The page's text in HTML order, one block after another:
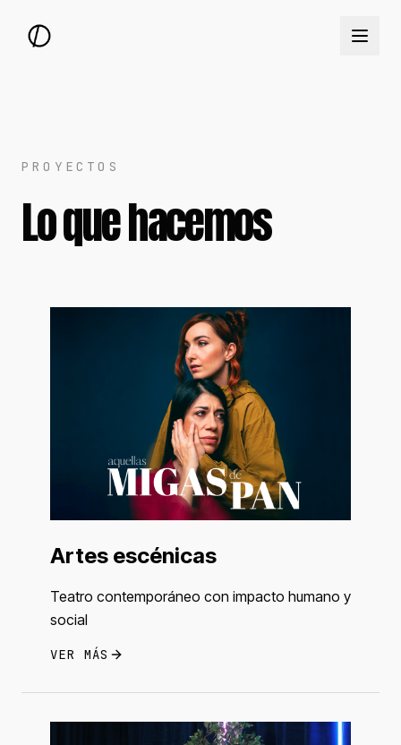
PROYECTOS
Lo que hacemos
Artes escénicas
Teatro contemporáneo con impacto humano y
social
VER MÁS